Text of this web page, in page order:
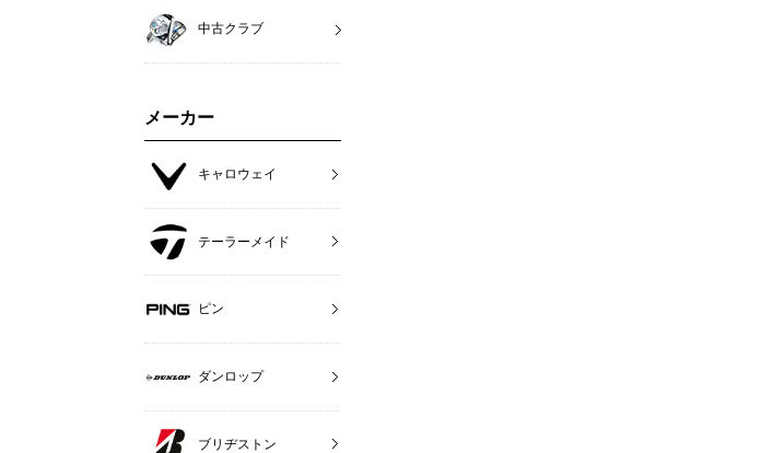
中古クラブ
メーカー
キャロウェイ
テーラーメイド
ピン
ダンロップ
ブリヂストン